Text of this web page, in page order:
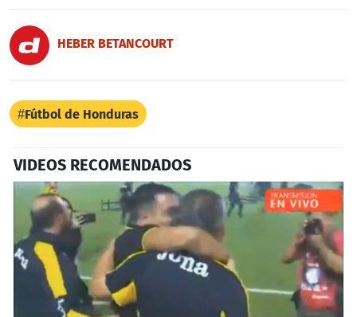
HEBER BETANCOURT
Fútbol de Honduras
VIDEOS RECOMENDADOS